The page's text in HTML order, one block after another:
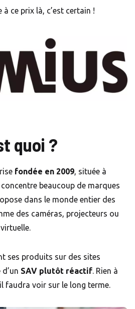
ce prix là, c’est certain !
quoi ?
fondée en 2009, située à
beaucoup de marques
dans le monde entier des
des caméras, projecteurs ou
ses produits sur des sites
SAV plutôt réactif. Rien à
faudra voir sur le long terme.